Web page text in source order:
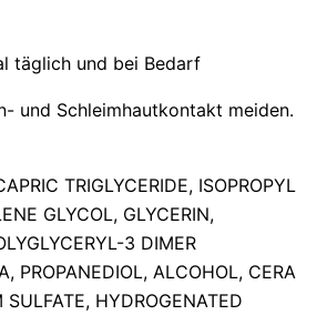
täglich und bei Bedarf
und Schleimhautkontakt meiden.
TRIGLYCERIDE, ISOPROPYL
GLYCOL, GLYCERIN,
3 DIMER
PROPANEDIOL, ALCOHOL, CERA
HYDROGENATED